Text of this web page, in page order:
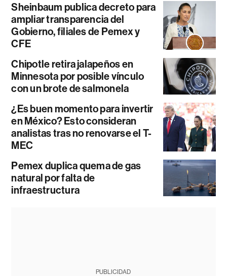
Sheinbaum publica decreto para
ampliar transparencia del
Gobierno, filiales de Pemex y
CFE
Chipotle retira jalapeños en
Minnesota por posible vínculo
con un brote de salmonela
¿Es buen momento para invertir
en México? Esto consideran
analistas tras no renovarse el T-
MEC
Pemex duplica quema de gas
natural por falta de
infraestructura
PUBLICIDAD